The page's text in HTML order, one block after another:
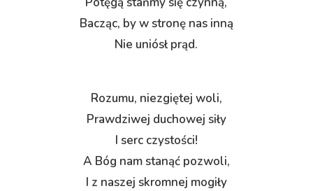
Bacząc, by w stronę nas inną
Nie uniósł prąd.
Rozumu, niezgiętej woli,
Prawdziwej duchowej siły
I serc czystości!
A Bóg nam stanąć pozwoli,
I z naszej skromnej mogiły